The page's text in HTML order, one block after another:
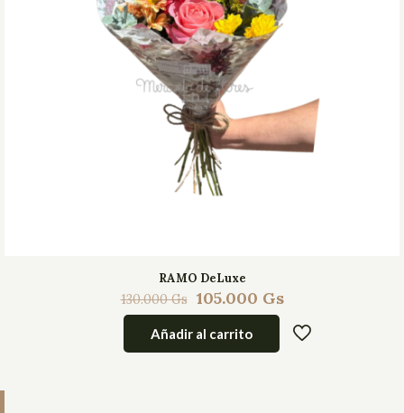
RAMO DeLuxe
130.000Gs 105.000 Gs
Añadir al carrito